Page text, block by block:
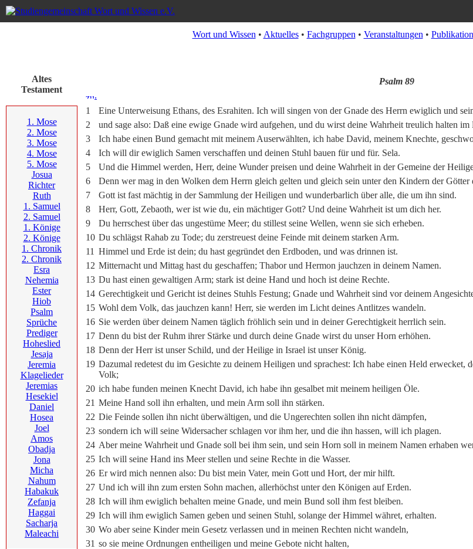
Wort und Wissen • Aktuelles• Fachgruppen • Veranstaltungen •
Altes
Testament
1. Mose
2. Mose
3. Mose
4. Mose
5. Mose
Josua
Richter
Ruth
1. Samuel
2. Samuel
1. Könige
2. Könige
1. Chronik
2. Chronik
Esra
Nehemia
Ester
Hiob
Psalm
Sprüche
Prediger
Hoheslied
Jesaja
Jeremia
Klagelieder
Jeremias
Hesekiel
Daniel
Hosea
Joel
Amos
Obadja
Jona
Micha
Nahum
Habakuk
Zefanja
Haggai
Sacharja
Maleachi
Psalm 89
.
1
Eine Unterweisung Ethans, des Esrahiten. Ich will singen von der Gnade des Herrn ewiglich und
2
und sage also: Daß eine ewige Gnade wird aufgehen, und du wirst deine Wahrheit treulich halten im
3
Ich habe einen Bund gemacht mit meinem Auserwählten, ich habe David, meinem Knechte,
4
Ich will dir ewiglich Samen verschaffen und deinen Stuhl bauen für und für. Sela.
5
Und die Himmel werden, Herr, deine Wunder preisen und deine Wahrheit in der Gemeine der
6
Denn wer mag in den Wolken dem Herrn gleich gelten und gleich sein unter den Kindern der Götter
7
Gott ist fast mächtig in der Sammlung der Heiligen und wunderbarlich über alle, die um ihn sind.
8
Herr, Gott, Zebaoth, wer ist wie du, ein mächtiger Gott? Und deine Wahrheit ist um dich her.
9
Du herrschest über das ungestüme Meer; du stillest seine Wellen, wenn sie sich erheben.
10 Du schlägst Rahab zu Tode; du zerstreuest deine Feinde mit deinem starken Arm.
11 Himmel und Erde ist dein; du hast gegründet den Erdboden, und was drinnen ist.
12 Mitternacht und Mittag hast du geschaffen; Thabor und Hermon jauchzen in deinem Namen.
13 Du hast einen gewaltigen Arm; stark ist deine Hand und hoch ist deine Rechte.
14 Gerechtigkeit und Gericht ist deines Stuhls Festung; Gnade und Wahrheit sind vor deinem
15 Wohl dem Volk, das jauchzen kann! Herr, sie werden im Licht deines Antlitzes wandeln.
16 Sie werden über deinem Namen täglich fröhlich sein und in deiner Gerechtigkeit herrlich sein.
17 Denn du bist der Ruhm ihrer Stärke und durch deine Gnade wirst du unser Horn erhöhen.
18 Denn der Herr ist unser Schild, und der Heilige in Israel ist unser König.
19 Dazumal redetest du im Gesichte zu deinem Heiligen und sprachest: Ich habe einen Held erwecket,
Volk;
20 ich habe funden meinen Knecht David, ich habe ihn gesalbet mit meinem heiligen Öle.
21 Meine Hand soll ihn erhalten, und mein Arm soll ihn stärken.
22 Die Feinde sollen ihn nicht überwältigen, und die Ungerechten sollen ihn nicht dämpfen,
23 sondern ich will seine Widersacher schlagen vor ihm her, und die ihn hassen, will ich plagen.
24 Aber meine Wahrheit und Gnade soll bei ihm sein, und sein Horn soll in meinem Namen erhaben
25 Ich will seine Hand ins Meer stellen und seine Rechte in die Wasser.
26 Er wird mich nennen also: Du bist mein Vater, mein Gott und Hort, der mir hilft.
27 Und ich will ihn zum ersten Sohn machen, allerhöchst unter den Königen auf Erden.
28 Ich will ihm ewiglich behalten meine Gnade, und mein Bund soll ihm fest bleiben.
29 Ich will ihm ewiglich Samen geben und seinen Stuhl, solange der Himmel währet, erhalten.
30 Wo aber seine Kinder mein Gesetz verlassen und in meinen Rechten nicht wandeln,
31 so sie meine Ordnungen entheiligen und meine Gebote nicht halten,